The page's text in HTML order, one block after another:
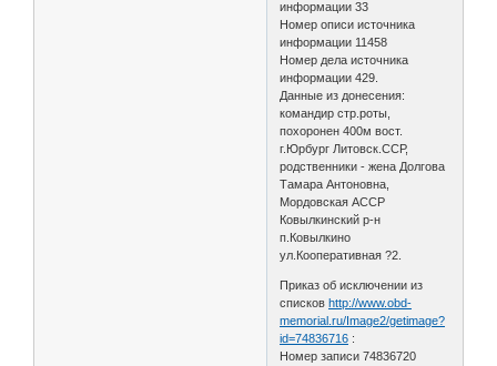
информации 33
Номер описи источника
информации 11458
Номер дела источника
информации 429.
Данные из донесения:
командир стр.роты,
похоронен 400м вост.
г.Юрбург Литовск.ССР,
родственники - жена Долгова
Тамара Антоновна,
Мордовская АССР
Ковылкинский р-н
п.Ковылкино
ул.Кооперативная ?2.
Приказ об исключении из
списков http://www.obd-
memorial.ru/Image2/getimage?
id=74836716 :
Номер записи 74836720